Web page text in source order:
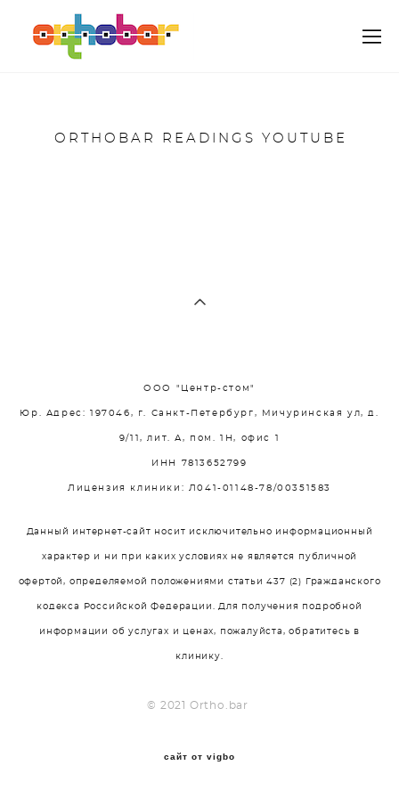
ORTHOBAR READINGS YOUTUBE
ООО "Центр-стом"
Юр. Адрес: 197046, г. Санкт-Петербург, Мичуринская ул, д.
9/11, лит. А, пом. 1Н, офис 1
ИНН 7813652799
Лицензия клиники: Л041-01148-78/00351583
Данный интернет-сайт носит исключительно информационный
характер и ни при каких условиях не является публичной
офертой, определяемой положениями статьи 437 (2) Гражданского
кодекса Российской Федерации. Для получения подробной
информации об услугах и ценах, пожалуйста, обратитесь в
клинику.
© 2021 Ortho.bar
сайт от vigbo